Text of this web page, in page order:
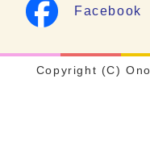
Facebook
Copyright (C)